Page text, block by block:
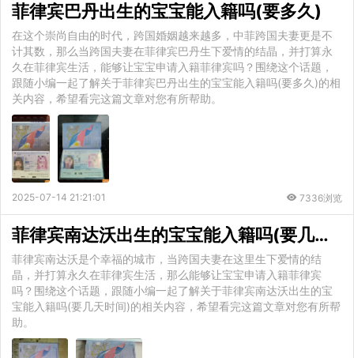
菲律宾巴丹出生的宝宝能入籍吗(要多久)
在这个崇尚自由的时代，跨国婚姻越来越多，中菲跨国夫妻更是不
计其数，那么当跨国夫妻在菲律宾巴丹生下爱情的结晶，并打算永
久在菲律宾生活，能够让宝宝申请入籍菲律宾吗？围绕这个话题，
跟随小编一起了解关于菲律宾巴丹出生的宝宝能入籍吗(要多久)的相
关内容，希望看完这篇文章对您有所帮助。
2025-07-14 21:21:01 7336浏览
菲律宾南达沃出生的宝宝能入籍吗(要几天时间)
菲律宾南达沃是个幸福的城市，当跨国夫妻在这里生下爱情的结
晶，并打算永久在菲律宾生活，那么能够让宝宝申请入籍菲律宾
吗？围绕这个话题，跟随小编一起了解关于菲律宾南达沃出生的宝
宝能入籍吗(要几天时间)的相关内容，希望看完这篇文章对您有所帮
助。